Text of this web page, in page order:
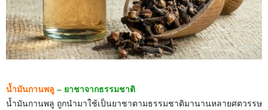
น้ำมันกานพลู – ยาชาจากธรรมชาติ
น้ำมันกานพลู ถูกนำมาใช้เป็นยาชาตามธรรมชาติมานานหลายศตวรรษ